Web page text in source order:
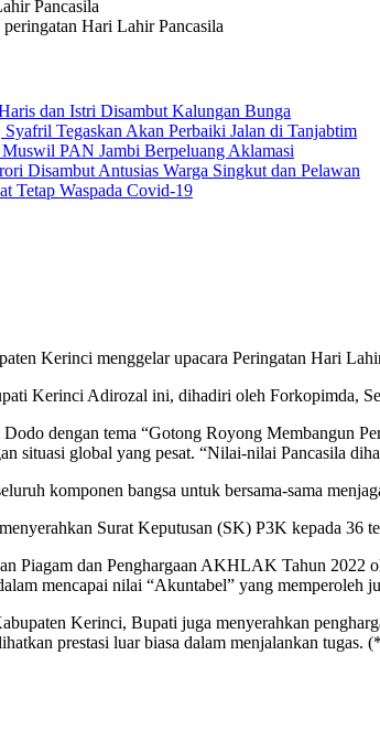
Hari Lahir Pancasila
dan Istri Disambut Kalungan Bunga
Tegaskan Akan Perbaiki Jalan di Tanjabtim
PAN Jambi Berpeluang Aklamasi
Disambut Antusias Warga Singkut dan Pelawan
Tetap Waspada Covid-19
Kerinci menggelar upacara Peringatan Hari
Kerinci Adirozal ini, dihadiri oleh Forkopimda,
dengan tema “Gotong Royong Membangun
situasi global yang pesat. “Nilai-nilai Pancasila
komponen bangsa untuk bersama-sama
Surat Keputusan (SK) P3K kepada 36
Piagam dan Penghargaan AKHLAK Tahun 2022
mencapai nilai “Akuntabel” yang
Kerinci, Bupati juga menyerahkan
prestasi luar biasa dalam menjalankan tugas.